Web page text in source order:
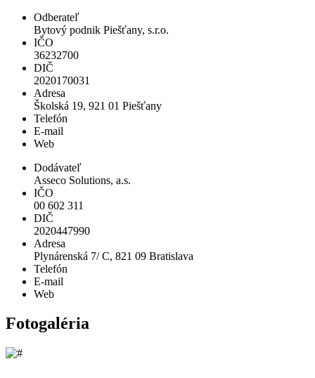
Odberateľ
Bytový podnik Piešťany, s.r.o.
IČO
36232700
DIČ
2020170031
Adresa
Školská 19, 921 01 Piešťany
Telefón
E-mail
Web
Dodávateľ
Asseco Solutions, a.s.
IČO
00 602 311
DIČ
2020447990
Adresa
Plynárenská 7/ C, 821 09 Bratislava
Telefón
E-mail
Web
Fotogaléria